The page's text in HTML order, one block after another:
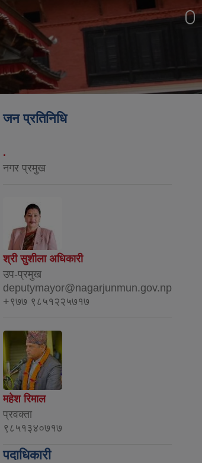
जन प्रतिनिधि
.
नगर प्रमुख
श्री सुशीला अधिकारी
उप-प्रमुख
deputymayor@nagarjunmun.gov.np
+९७७ ९८५१२२५७१७
महेश रिमाल
प्रवक्ता
९८५१३४०७१७
पदाधिकारी